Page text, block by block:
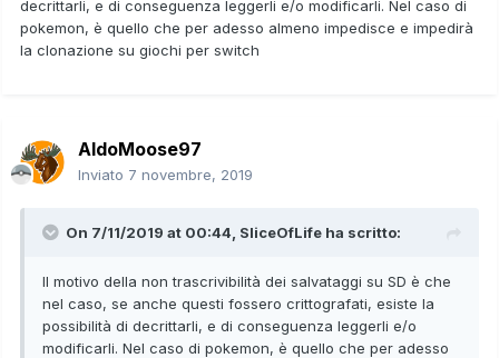
decrittarli, e di conseguenza leggerli e/o modificarli. Nel caso di
pokemon, è quello che per adesso almeno impedisce e impedirà
la clonazione su giochi per switch
AldoMoose97
Inviato 7 novembre, 2019
On 7/11/2019 at 00:44, SliceOfLife ha scritto:
Il motivo della non trascrivibilità dei salvataggi su SD è che
nel caso, se anche questi fossero crittografati, esiste la
possibilità di decrittarli, e di conseguenza leggerli e/o
modificarli. Nel caso di pokemon, è quello che per adesso